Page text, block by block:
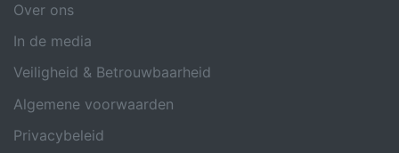
Over ons
In de media
Veiligheid & Betrouwbaarheid
Algemene voorwaarden
Privacybeleid